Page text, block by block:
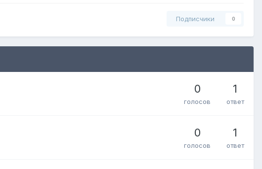
Подписчики 0
0
голосов
1
ответ
0
голосов
1
ответ